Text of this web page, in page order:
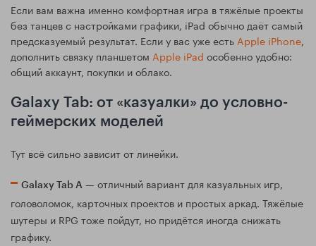
Если вам важна именно комфортная игра в тяжёлые проекты
без танцев с настройками графики, iPad обычно даёт самый
предсказуемый результат. Если у вас уже есть Apple iPhone,
дополнить связку планшетом Apple iPad особенно удобно:
общий аккаунт, покупки и облако.
Galaxy Tab: от «казуалки» до условно-
геймерских моделей
Тут всё сильно зависит от линейки.
Galaxy Tab A — отличный вариант для казуальных игр,
головоломок, карточных проектов и простых аркад. Тяжёлые
шутеры и RPG тоже пойдут, но придётся иногда снижать
графику.